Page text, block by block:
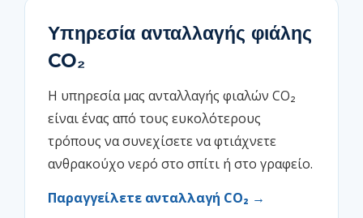
Υπηρεσία ανταλλαγής φιάλης
CO₂
Η υπηρεσία μας ανταλλαγής φιαλών CO₂
είναι ένας από τους ευκολότερους
τρόπους να συνεχίσετε να φτιάχνετε
ανθρακούχο νερό στο σπίτι ή στο γραφείο.
Παραγγείλετε ανταλλαγή CO₂ →